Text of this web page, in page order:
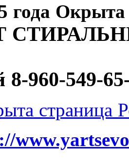
года
8-960-549-